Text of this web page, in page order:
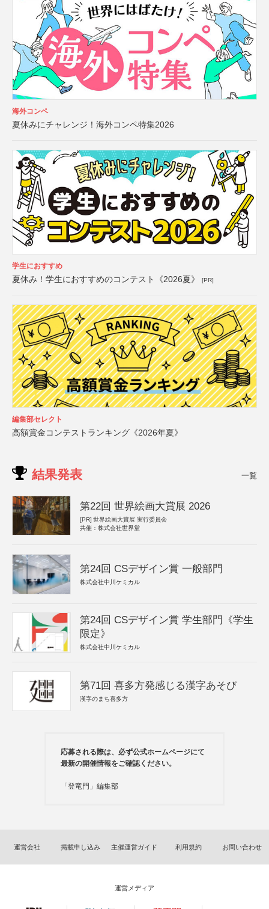
海外コンペ
夏休みにチャレンジ！海外コンペ特集2026
学生におすすめ
夏休み！学生におすすめのコンテスト《2026夏》 [PR]
編集部セレクト
高額賞金コンテストランキング《2026年夏》
結果発表 一覧
第22回 世界絵画大賞展 2026
[PR] 世界絵画大賞展 実行委員会
共催：株式会社世界堂
第24回 CSデザイン賞 一般部門
株式会社中川ケミカル
第24回 CSデザイン賞 学生部門《学生
限定》
株式会社中川ケミカル
第71回 喜多方発感じる漢字あそび
漢字のまち喜多方
応募される際は、必ず公式ホームページにて
最新の開催情報をご確認ください。
「登竜門」編集部
運営会社 掲載申し込み 主催運営ガイド 利用規約 お問い合わせ
運営メディア